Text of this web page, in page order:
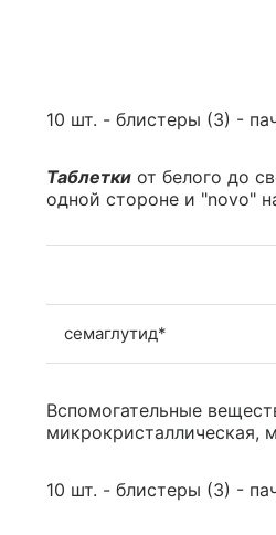
10 шт. - блистеры (3) -
Таблетки от белого до
одной стороне и "novo"
семаглутид*
Вспомогательные
микрокристаллическая,
10 шт. - блистеры (3) -